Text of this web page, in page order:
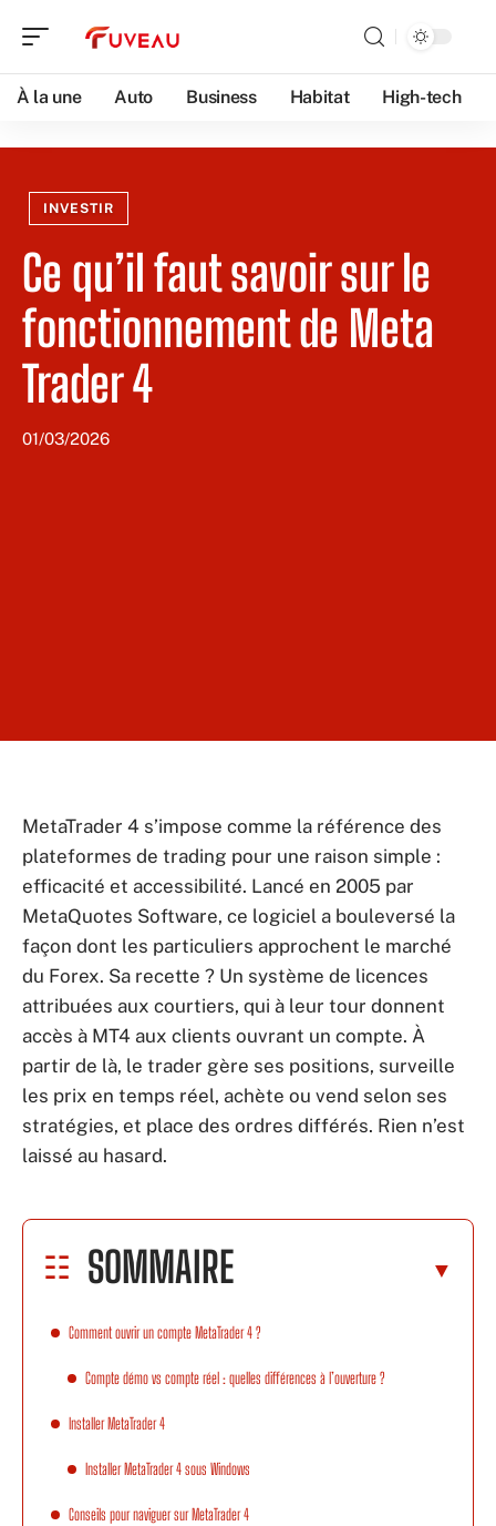
À la une Auto Business Habitat High-tech
INVESTIR
Ce qu’il faut savoir sur le
fonctionnement de Meta
Trader 4
01/03/2026
MetaTrader 4 s’impose comme la référence des
plateformes de trading pour une raison simple :
efficacité et accessibilité. Lancé en 2005 par
MetaQuotes Software, ce logiciel a bouleversé la
façon dont les particuliers approchent le marché
du Forex. Sa recette ? Un système de licences
attribuées aux courtiers, qui à leur tour donnent
accès à MT4 aux clients ouvrant un compte. À
partir de là, le trader gère ses positions, surveille
les prix en temps réel, achète ou vend selon ses
stratégies, et place des ordres différés. Rien n’est
laissé au hasard.
SOMMAIRE
Comment ouvrir un compte MetaTrader 4 ?
Compte démo vs compte réel : quelles différences à l’ouverture ?
Installer MetaTrader 4
Installer MetaTrader 4 sous Windows
Conseils pour naviguer sur MetaTrader 4